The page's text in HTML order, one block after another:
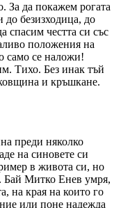
За да покажем рогата
до безизходица, до
спасим честта си със
положения на
само се наложи!
Тихо. Без инак тъй
и кръшкане.
преди няколко
на синовете си
в живота си, но
Бай Митко Енев умря,
на края на които го
или поне надежда